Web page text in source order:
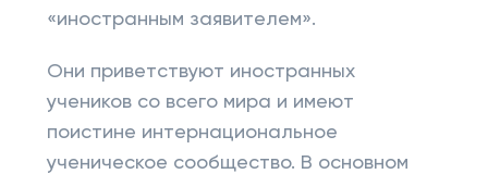
«иностранным заявителем».
Они приветствуют иностранных
учеников со всего мира и имеют
поистине интернациональное
ученическое сообщество. В основном